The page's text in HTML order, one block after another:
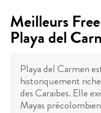
Meilleurs
Playa del
Playa del Carmen
historiquement
des Caraïbes. Elle
Mayas